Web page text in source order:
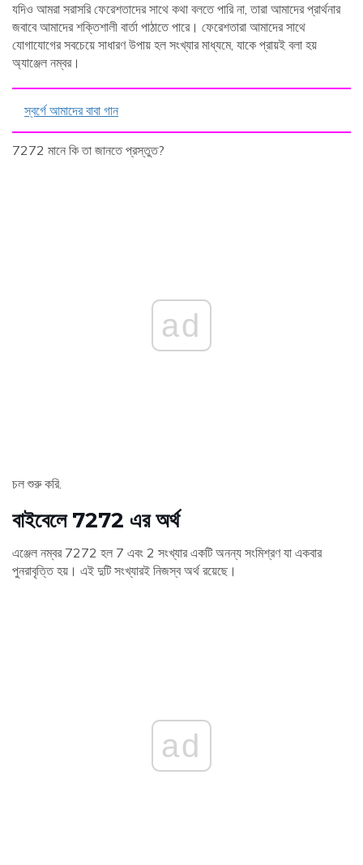
যদিও আমরা সরাসরি ফেরেশতাদের সাথে কথা বলতে পারি না, তারা আমাদের প্রার্থনার
জবাবে আমাদের শক্তিশালী বার্তা পাঠাতে পারে। ফেরেশতারা আমাদের সাথে
যোগাযোগের সবচেয়ে সাধারণ উপায় হল সংখ্যার মাধ্যমে, যাকে প্রায়ই বলা হয়
অ্যাঞ্জেল নম্বর।
স্বর্গে আমাদের বাবা গান
7272 মানে কি তা জানতে প্রস্তুত?
ad
চল শুরু করি.
বাইবেলে 7272 এর অর্থ
এঞ্জেল নম্বর 7272 হল 7 এবং 2 সংখ্যার একটি অনন্য সংমিশ্রণ যা একবার
পুনরাবৃত্তি হয়। এই দুটি সংখ্যারই নিজস্ব অর্থ রয়েছে।
ad